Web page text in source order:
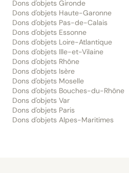
Dons d'objets Gironde
Dons d'objets Haute-Garonne
Dons d'objets Pas-de-Calais
Dons d'objets Essonne
Dons d'objets Loire-Atlantique
Dons d'objets Ille-et-Vilaine
Dons d'objets Rhône
Dons d'objets Isère
Dons d'objets Moselle
Dons d'objets Bouches-du-Rhône
Dons d'objets Var
Dons d'objets Paris
Dons d'objets Alpes-Maritimes